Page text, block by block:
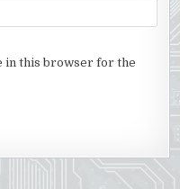
in this browser for the